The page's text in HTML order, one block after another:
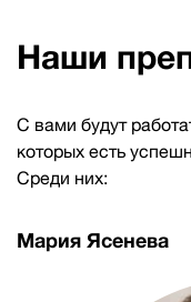
Наши
С вами будут
которых есть
Среди них:
Мария Ясенева